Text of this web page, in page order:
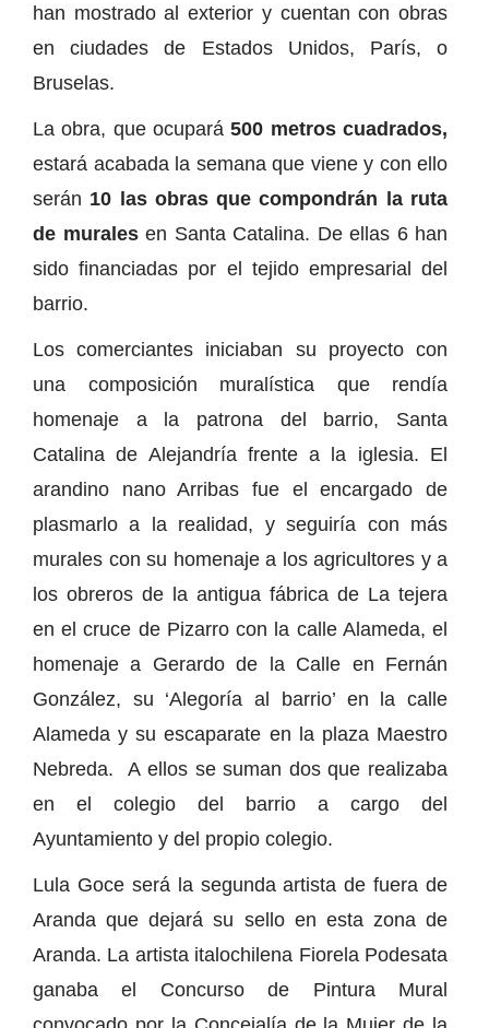
han mostrado al exterior y cuentan con obras
en ciudades de Estados Unidos, París, o
Bruselas.
La obra, que ocupará500 metros cuadrados,
estará acabada la semana que viene y con ello
serán 10 las obras que compondrán la ruta
de murales en Santa Catalina. De ellas 6 han
sido financiadas por el tejido empresarial del
barrio.
Los comerciantes iniciaban su proyecto con
una composición muralística que rendía
homenaje a la patrona del barrio, Santa
Catalina de Alejandría frente a la iglesia. El
arandino nano Arribas fue el encargado de
plasmarlo a la realidad, y seguiría con más
murales con su homenaje a los agricultores y a
los obreros de la antigua fábrica de La tejera
en el cruce de Pizarro con la calle Alameda, el
homenaje a Gerardo de la Calle en Fernán
González, su ‘Alegoría al barrio’ en la calle
Alameda y su escaparate en la plaza Maestro
Nebreda. A ellos se suman dos que realizaba
en el colegio del barrio a cargo del
Ayuntamiento y del propio colegio.
Lula Goce será la segunda artista de fuera de
Aranda que dejará su sello en esta zona de
Aranda. La artista italochilena Fiorela Podesata
ganaba el Concurso de Pintura Mural